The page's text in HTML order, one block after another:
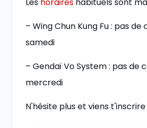
– Wing Chun Kung Fu : pas de
samedi
– Gendaï Vo System : pas de
mercredi
N'hésite plus et viens